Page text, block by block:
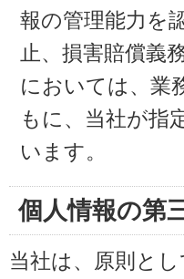
報の管理能力を
止、損害賠償義
においては、業
もに、当社が指
います。
個人情報の第
当社は、原則と